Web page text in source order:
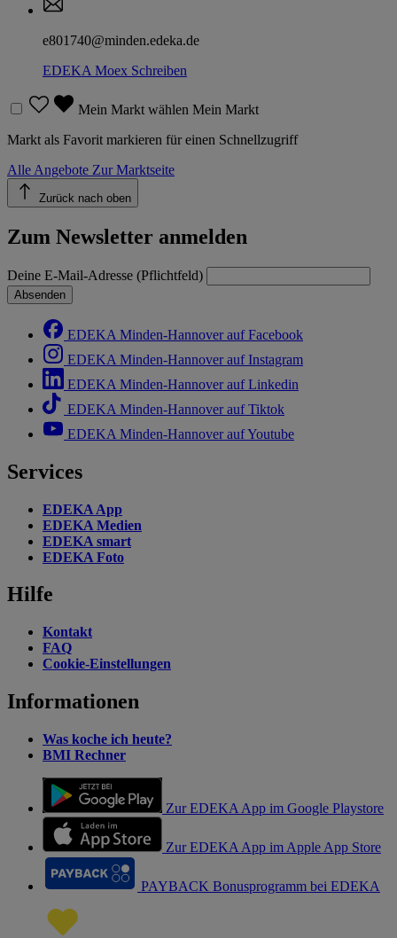
e801740@minden.edeka.de
EDEKA Moex Schreiben
Mein Markt wählen Mein Markt
Markt als Favorit markieren für einen Schnellzugriff
Alle Angebote Zur Marktseite
Zurück nach oben
Zum Newsletter anmelden
Deine E-Mail-Adresse (Pflichtfeld)
Absenden
EDEKA Minden-Hannover auf Facebook
EDEKA Minden-Hannover auf Instagram
EDEKA Minden-Hannover auf Linkedin
EDEKA Minden-Hannover auf Tiktok
EDEKA Minden-Hannover auf Youtube
Services
EDEKA App
EDEKA Medien
EDEKA smart
EDEKA Foto
Hilfe
Kontakt
FAQ
Cookie-Einstellungen
Informationen
Was koche ich heute?
BMI Rechner
Zur EDEKA App im Google Playstore
Zur EDEKA App im Apple App Store
PAYBACK Bonusprogramm bei EDEKA